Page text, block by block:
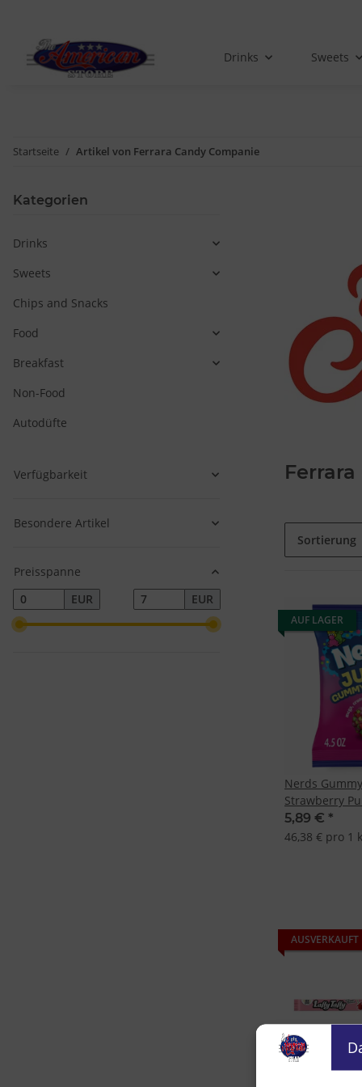
Drinks Sweets
Startseite Artikel von Ferrara Candy Companie
Sortierung
AUF LAGER
Nerds
Strawberry
5,89 € *
46,38 € pro 1
AUSVERKAUFT
Kategorien
Drinks
Sweets
Chips and Snacks
Food
Breakfast
Non-Food
Autodüfte
Verfügbarkeit
Besondere Artikel
Preisspanne
EUR
EUR